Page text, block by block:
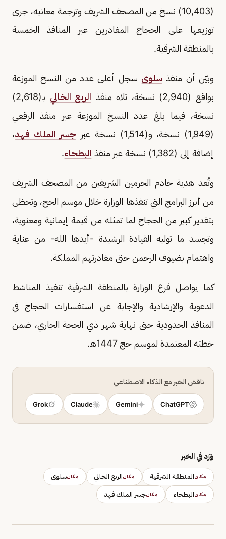
(10,403) نسخ من المصحف الشريف وترجمة معانيه، جرى
توزيعها على الحجاج المغادرين عبر المنافذ الخمسة
بالمنطقة الشرقية.
وبيّن أن منفذ سلوى سجل أعلى عدد من النسخ الموزعة
بواقع (2,940) نسخة، تلاه منفذ
الربع الخالي
بـ(2,618)
نسخة، فيما بلغ عدد النسخ الموزعة عبر منفذ الرقعي
(1,949) نسخة، و(1,514) نسخة عبر
جسر الملك فهد،
إضافة إلى (1,382) نسخة عبر منفذ
البطحاء.
وتُعد هدية خادم الحرمين الشريفين من المصحف الشريف
من أبرز البرامج التي تنفذها الوزارة خلال موسم الحج، وتحظى
بتقدير كبير من الحجاج لما تمثله من قيمة إيمانية ومعنوية،
وتجسد ما توليه القيادة الرشيدة -أيدها الله- من عناية
واهتمام بضيوف الرحمن حتى مغادرتهم المملكة.
كما يواصل فرع الوزارة بالمنطقة الشرقية تنفيذ المناشط
الدعوية والإرشادية والإجابة عن استفسارات الحجاج في
المنافذ الحدودية حتى نهاية شهر ذي الحجة الجاري، ضمن
خطته المعتمدة لموسم حج 1447هـ.
ناقش الخبر مع الذكاء الاصطناعي
ChatGPT
Gemini
Claude
Grok
وَرَد في الخبر
مكانالمنطقة الشرقية مكانالربع الخالي مكانسلوى
مكانالبطحاء مكانجسر الملك فهد